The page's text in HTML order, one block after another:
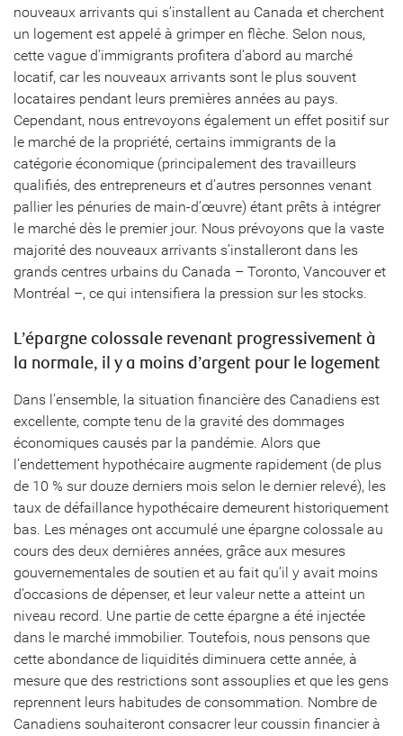
nouveaux arrivants qui s’installent au Canada et cherchent
un logement est appelé à grimper en flèche. Selon nous,
cette vague d’immigrants profitera d’abord au marché
locatif, car les nouveaux arrivants sont le plus souvent
locataires pendant leurs premières années au pays.
Cependant, nous entrevoyons également un effet positif sur
le marché de la propriété, certains immigrants de la
catégorie économique (principalement des travailleurs
qualifiés, des entrepreneurs et d’autres personnes venant
pallier les pénuries de main-d’œuvre) étant prêts à intégrer
le marché dès le premier jour. Nous prévoyons que la vaste
majorité des nouveaux arrivants s’installeront dans les
grands centres urbains du Canada – Toronto, Vancouver et
Montréal –, ce qui intensifiera la pression sur les stocks.
L’épargne colossale revenant progressivement à
la normale, il y a moins d’argent pour le logement
Dans l’ensemble, la situation financière des Canadiens est
excellente, compte tenu de la gravité des dommages
économiques causés par la pandémie. Alors que
l’endettement hypothécaire augmente rapidement (de plus
de 10 % sur douze derniers mois selon le dernier relevé), les
taux de défaillance hypothécaire demeurent historiquement
bas. Les ménages ont accumulé une épargne colossale au
cours des deux dernières années, grâce aux mesures
gouvernementales de soutien et au fait qu’il y avait moins
d’occasions de dépenser, et leur valeur nette a atteint un
niveau record. Une partie de cette épargne a été injectée
dans le marché immobilier. Toutefois, nous pensons que
cette abondance de liquidités diminuera cette année, à
mesure que des restrictions sont assouplies et que les gens
reprennent leurs habitudes de consommation. Nombre de
Canadiens souhaiteront consacrer leur coussin financier à